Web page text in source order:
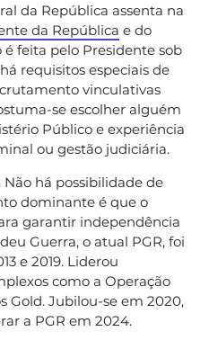
da República assenta na
da República e do
é feita pelo Presidente sob
requisitos especiais de
vinculativas
se escolher alguém
Público e experiência
ou gestão judiciária.
há possibilidade de
dominante é que o
garantir independência
Guerra, o atual PGR, foi
e 2019. Liderou
como a Operação
Gold. Jubilou-se em 2020,
a PGR em 2024.